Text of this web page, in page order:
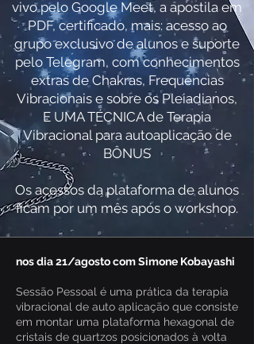
vivo pelo Google Meet, a apostila em
PDF, certificado, mais: acesso ao
grupo exclusivo de alunos e suporte
pelo Telegram, com conhecimentos
extras de Chakras, Frequências
Vibracionais e sobre os Pleiadianos,
E UMA TÉCNICA de Terapia
Vibracional para autoaplicação de
BÔNUS
Os acessos da plataforma de alunos
ficam por um mês após o workshop.
nos dia 21/agosto com Simone Kobayashi
Sessão Pessoal é uma prática da terapia
vibracional de auto aplicação que consiste
em montar uma plataforma hexagonal de
cristais de quartzos posicionados à volta